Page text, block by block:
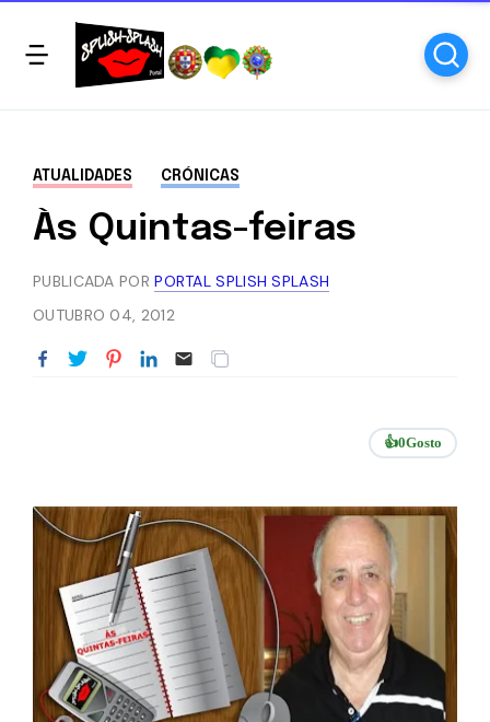
ATUALIDADES CRÓNICAS
Às Quintas-feiras
PUBLICADA PORPORTAL SPLISH SPLASH
OUTUBRO 04, 2012
👍0Gosto